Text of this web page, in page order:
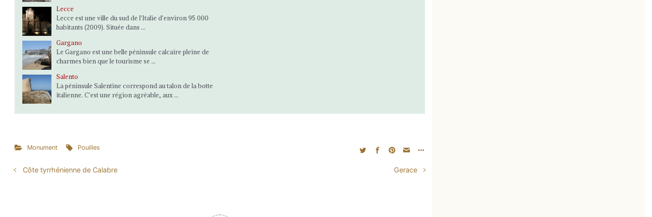
Lecce
Lecce est une ville du sud de l’Italie d’environ 95 000
habitants (2009). Située dans ...
Gargano
Le Gargano est une belle péninsule calcaire pleine de
charmes bien que le tourisme se ...
Salento
La péninsule Salentine correspond au talon de la botte
italienne. C’est une région agréable, aux ...
Monument Pouilles
Côte tyrrhénienne de Calabre Gerace